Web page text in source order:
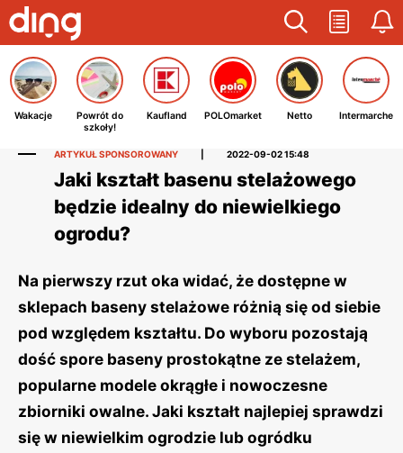
Wakacje
Powrót do
szkoły!
Kaufland POLOmarket Netto Intermarche
ARTYKUŁ SPONSOROWANY 2022-09-02 15:48
Jaki kształt basenu stelażowego
będzie idealny do niewielkiego
ogrodu?
Na pierwszy rzut oka widać, że dostępne w
sklepach baseny stelażowe różnią się od siebie
pod względem kształtu. Do wyboru pozostają
dość spore baseny prostokątne ze stelażem,
popularne modele okrągłe i nowoczesne
zbiorniki owalne. Jaki kształt najlepiej sprawdzi
się w niewielkim ogrodzie lub ogródku